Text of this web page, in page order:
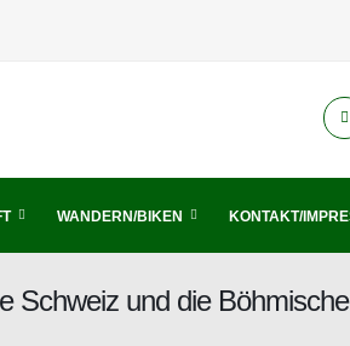
WANDERN/BIKEN KONTAKT/
Schweiz und die